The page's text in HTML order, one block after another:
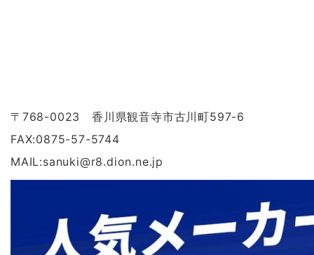
〒768-0023 香川県観音寺市古川町597-6
FAX:0875-57-5744
MAIL:sanuki@r8.dion.ne.jp